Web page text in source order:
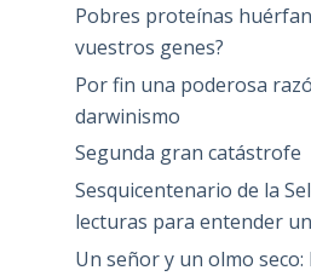
Pobres proteínas
vuestros genes?
Por fin una poderosa
darwinismo
Segunda gran catástrofe
Sesquicentenario de la
lecturas para entender
Un señor y un olmo seco: